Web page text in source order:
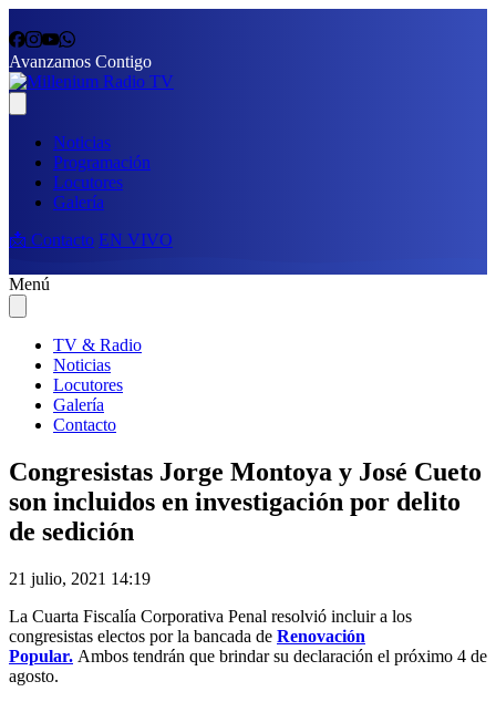
Avanzamos Contigo
Noticias
Programación
Locutores
Galería
📩 Contacto EN VIVO
Menú
TV & Radio
Noticias
Locutores
Galería
Contacto
Congresistas Jorge Montoya y José Cueto
son incluidos en investigación por delito
de sedición
21 julio, 2021 14:19
La Cuarta Fiscalía Corporativa Penal resolvió incluir a los
congresistas electos por la bancada de Renovación
Popular. Ambos tendrán que brindar su declaración el próximo 4 de
agosto.